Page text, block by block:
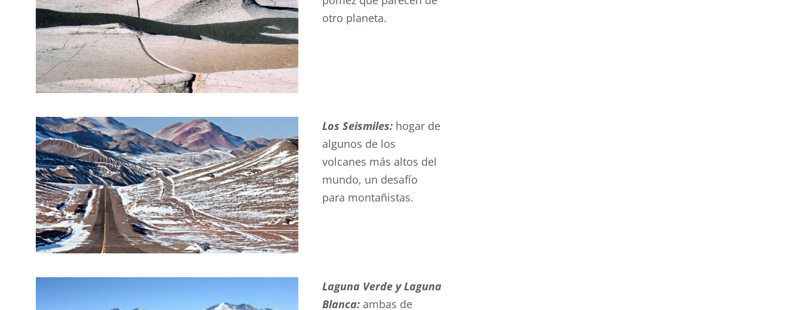
otro planeta.
Los Seismiles:hogar de
algunos de los
volcanes más altos del
mundo, un desafío
para montañistas.
Laguna Verde y Laguna
Blanca:ambas de